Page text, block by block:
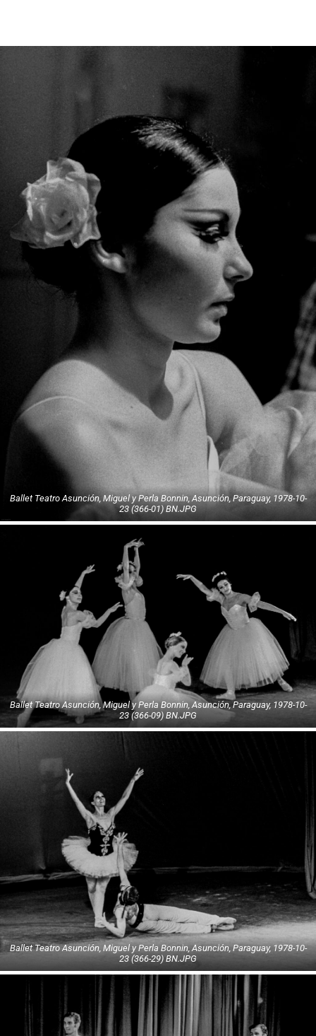
Ballet Teatro Asunción, Miguel y Perla Bonnin, Asunción, Paraguay, 1978-10-
23 (366-01) BN.JPG
Ballet Teatro Asunción, Miguel y Perla Bonnin, Asunción, Paraguay, 1978-10-
23 (366-09) BN.JPG
Ballet Teatro Asunción, Miguel y Perla Bonnin, Asunción, Paraguay, 1978-10-
23 (366-29) BN.JPG